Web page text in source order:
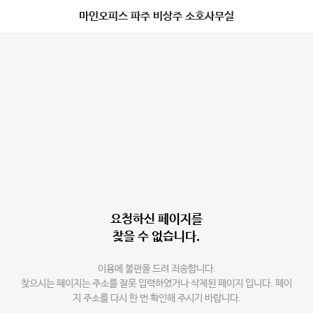
마인오피스 파주 비상주 소호사무실
요청하신 페이지를
찾을 수 없습니다.
이용에 불편을 드려 죄송합니다.
찾으시는 페이지는 주소를 잘못 입력하였거나 삭제된 페이지 입니다. 페이
지 주소를 다시 한 번 확인해 주시기 바랍니다.